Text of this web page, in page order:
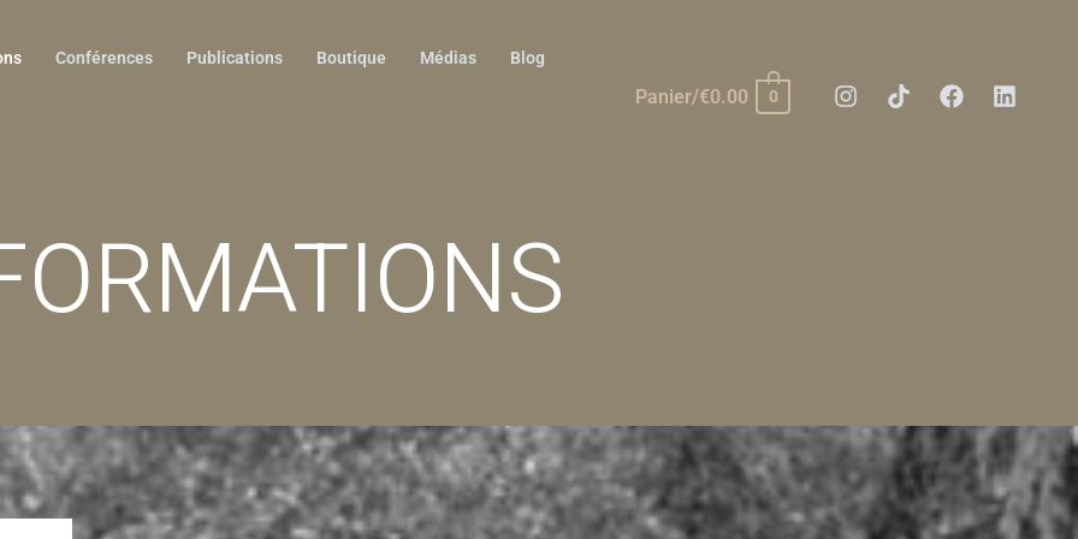
Conférences Publications Boutique Médias Blog
Panier/€0.00 0